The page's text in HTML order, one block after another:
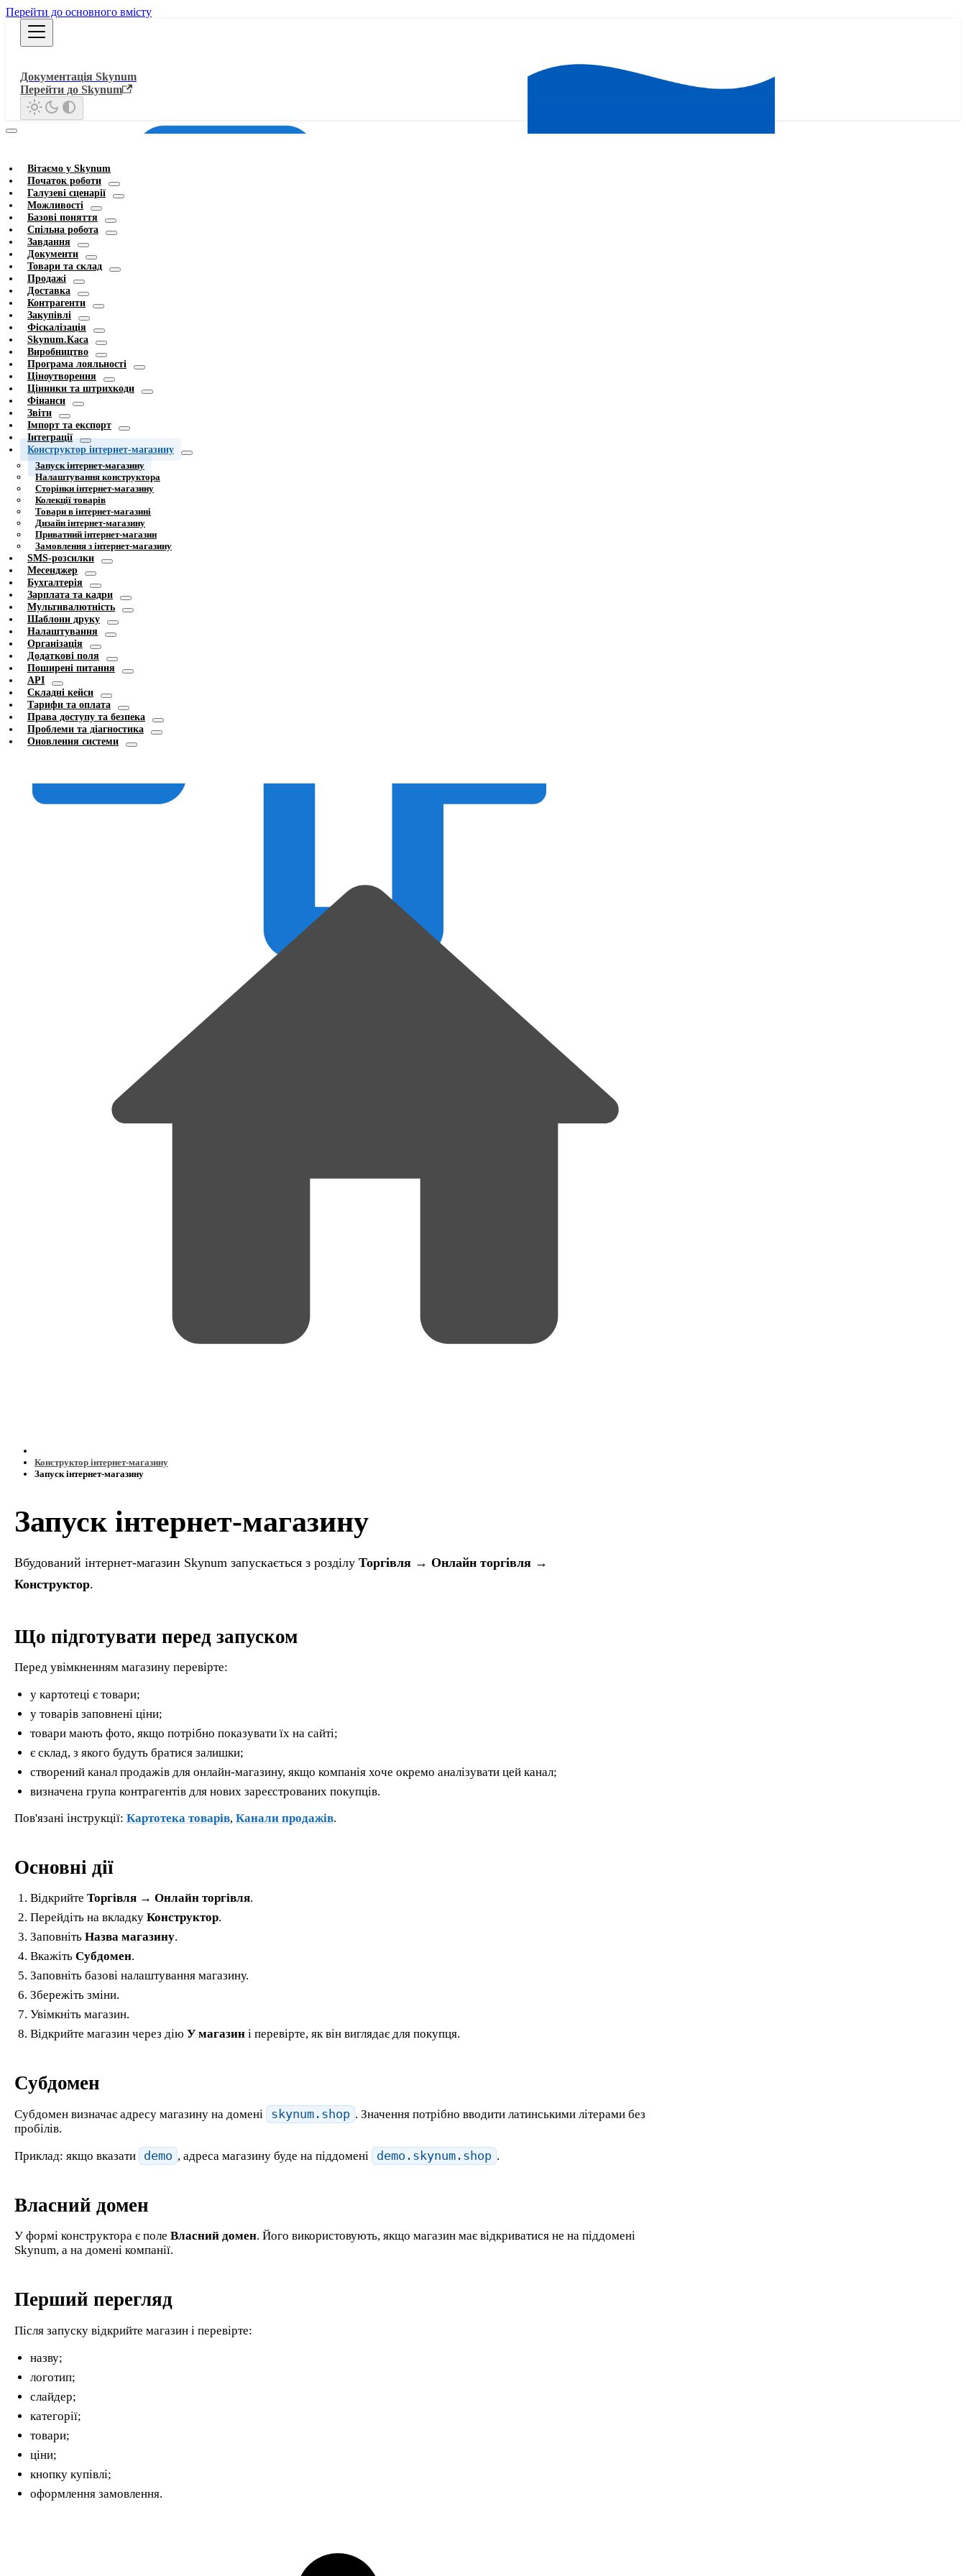
Перейти до основного вмісту
Документація Skynum
Перейти до Skynum
Вітаємо у Skynum
Початок роботи
Галузеві сценарії
Можливості
Базові поняття
Спільна робота
Завдання
Документи
Товари та склад
Продажі
Доставка
Контрагенти
Закупівлі
Фіскалізація
Skynum.Каса
Виробництво
Програма лояльності
Ціноутворення
Цінники та штрихкоди
Фінанси
Звіти
Імпорт та експорт
Інтеграції
Конструктор інтернет-магазину
Запуск інтернет-магазину
Налаштування конструктора
Сторінки інтернет-магазину
Колекції товарів
Товари в інтернет-магазині
Дизайн інтернет-магазину
Приватний інтернет-магазин
Замовлення з інтернет-магазину
SMS-розсилки
Месенджер
Бухгалтерія
Зарплата та кадри
Мультивалютність
Шаблони друку
Налаштування
Організація
Додаткові поля
Поширені питання
API
Складні кейси
Тарифи та оплата
Права доступу та безпека
Проблеми та діагностика
Оновлення системи
Конструктор інтернет-магазину
Запуск інтернет-магазину
Запуск інтернет-магазину
Вбудований інтернет-магазин Skynum запускається з розділу Торгівля → Онлайн торгівля →
Конструктор.
Що підготувати перед запуском
Перед увімкненням магазину перевірте:
у картотеці є товари;
у товарів заповнені ціни;
товари мають фото, якщо потрібно показувати їх на сайті;
є склад, з якого будуть братися залишки;
створений канал продажів для онлайн-магазину, якщо компанія хоче окремо аналізувати цей канал;
визначена група контрагентів для нових зареєстрованих покупців.
Пов'язані інструкції: Картотека товарів, Канали продажів.
Основні дії
Відкрийте Торгівля → Онлайн торгівля.
Перейдіть на вкладку Конструктор.
Заповніть Назва магазину.
Вкажіть Субдомен.
Заповніть базові налаштування магазину.
Збережіть зміни.
Увімкніть магазин.
Відкрийте магазин через дію У магазині перевірте, як він виглядає для покупця.
Субдомен
Субдомен визначає адресу магазину на домені skynum.shop . Значення потрібно вводити латинськими літерами без
пробілів.
Приклад: якщо вказати
demo , адреса магазину буде на піддомені demo.skynum.shop .
Власний домен
У формі конструктора є поле Власний домен. Його використовують, якщо магазин має відкриватися не на піддомені
Skynum, а на домені компанії.
Перший перегляд
Після запуску відкрийте магазин і перевірте:
назву;
логотип;
слайдер;
категорії;
товари;
ціни;
кнопку купівлі;
оформлення замовлення.